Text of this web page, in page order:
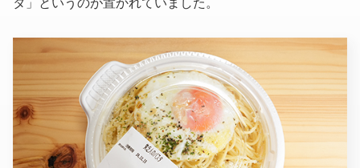
タ」というのが置かれていました。